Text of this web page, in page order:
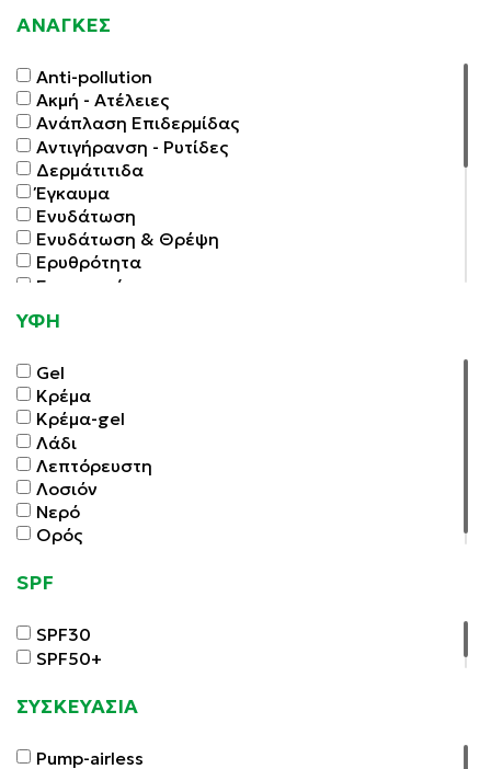
Ψωρίαση
ΑΝΑΓΚΕΣ
Αnti-pollution
Ακμή - Ατέλειες
Ανάπλαση Επιδερμίδας
Αντιγήρανση - Ρυτίδες
Δερμάτιτιδα
Έγκαυμα
Ενυδάτωση
Ενυδάτωση & Θρέψη
Ερυθρότητα
Ευρυαγγείες
Λάμψη
Ματ Αποτέλεσμα
Μαύρα Στίγματα - Διεσταλμένοι Πόροι
Μαύροι Κύκλοι
Ντεμακιγιάζ
Πρώτες Ρυτίδες
Σύσφιξη
Τόνωση
ΥΦΗ
Gel
Κρέμα
Κρέμα-gel
Λάδι
Λεπτόρευστη
Λοσιόν
Νερό
Ορός
SPF
SPF30
SPF50+
ΣΥΣΚΕΥΑΣΙΑ
Pump-airless